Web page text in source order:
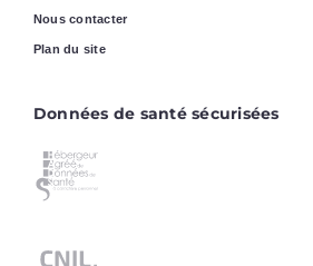
Nous contacter
Plan du site
Données de santé sécurisées